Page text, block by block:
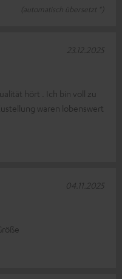
(automatisch übersetzt *)
hört . Ich bin voll zu
waren lobenswert
23.12.2025
04.11.2025